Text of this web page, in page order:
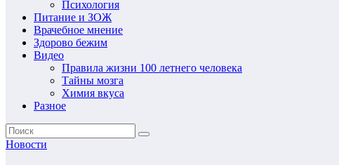
Психология
Питание и ЗОЖ
Врачебное мнение
Здорово бежим
Видео
Правила жизни 100 летнего человека
Тайны мозга
Химия вкуса
Разное
Новости